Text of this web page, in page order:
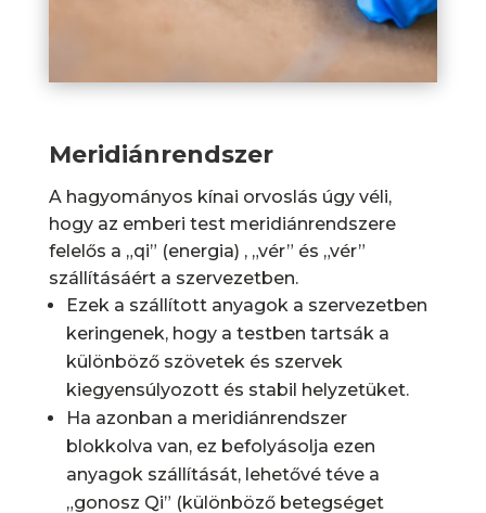
Meridiánrendszer
A hagyományos kínai orvoslás úgy véli,
hogy az emberi test meridiánrendszere
felelős a „qi” (energia) , „vér” és „vér”
szállításáért a szervezetben.
Ezek a szállított anyagok a szervezetben
keringenek, hogy a testben tartsák a
különböző szövetek és szervek
kiegyensúlyozott és stabil helyzetüket.
Ha azonban a meridiánrendszer
blokkolva van, ez befolyásolja ezen
anyagok szállítását, lehetővé téve a
„gonosz Qi” (különböző betegséget